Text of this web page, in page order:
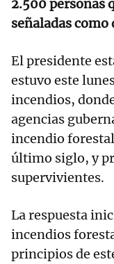
2.500 personas
señaladas como
El presidente
estuvo este
incendios,
agencias
incendio
último siglo, y
supervivientes.
La respuesta
incendios
principios de